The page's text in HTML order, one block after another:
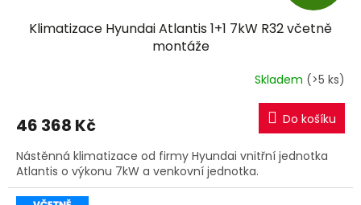
A
R
M
A
Klimatizace Hyundai Atlantis 1+1 7kW R32 včetně
montáže
Skladem (>5 ks)
46 368 Kč Do košíku
Nástěnná klimatizace od firmy Hyundai vnitřní jednotka
Atlantis o výkonu 7kW a venkovní jednotka.